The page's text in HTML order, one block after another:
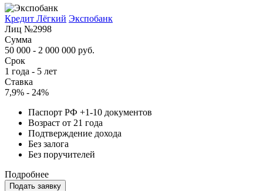
Кредит Лёгкий Экспобанк
Лиц №2998
Сумма
50 000 - 2 000 000 руб.
Срок
1 года - 5 лет
Ставка
7,9% - 24%
Паспорт РФ +1-10 документов
Возраст от 21 года
Подтверждение дохода
Без залога
Без поручителей
Подробнее
Подать заявку